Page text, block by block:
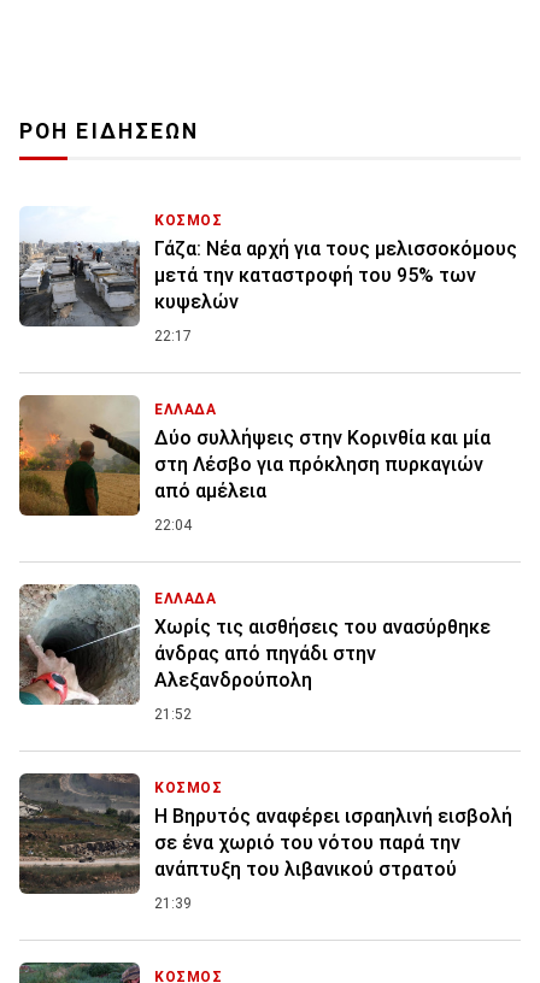
ΡΟΗ ΕΙΔΗΣΕΩΝ
ΚΟΣΜΟΣ
Γάζα: Νέα αρχή για τους μελισσοκόμους
μετά την καταστροφή του 95% των
κυψελών
22:17
ΕΛΛΑΔΑ
Δύο συλλήψεις στην Κορινθία και μία
στη Λέσβο για πρόκληση πυρκαγιών
από αμέλεια
22:04
ΕΛΛΑΔΑ
Χωρίς τις αισθήσεις του ανασύρθηκε
άνδρας από πηγάδι στην
Αλεξανδρούπολη
21:52
ΚΟΣΜΟΣ
Η Βηρυτός αναφέρει ισραηλινή εισβολή
σε ένα χωριό του νότου παρά την
ανάπτυξη του λιβανικού στρατού
21:39
ΚΟΣΜΟΣ